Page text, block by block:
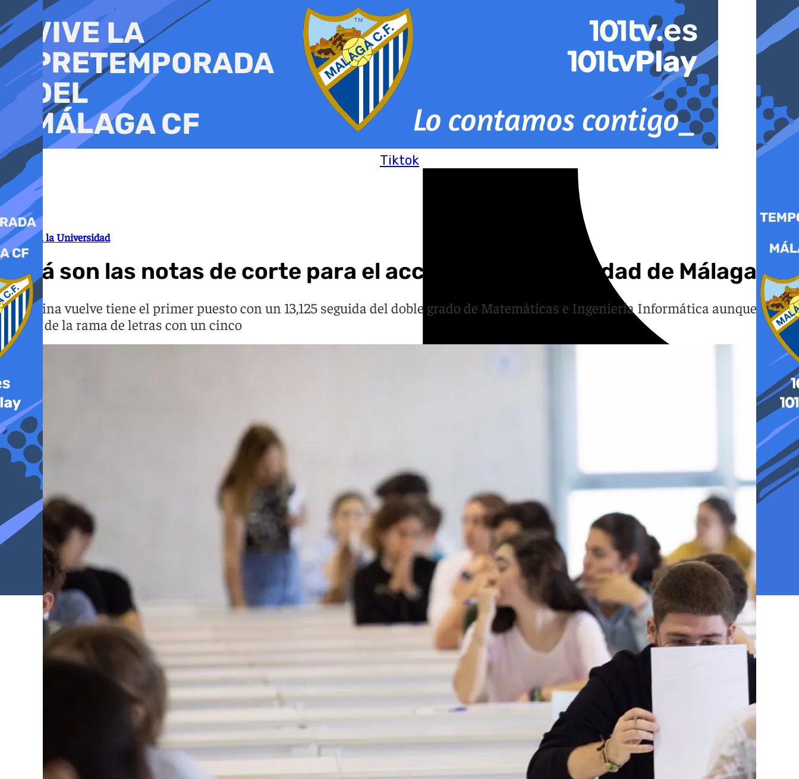
al
contenido
Tiktok
Acceso a la Universidad
Está son las notas de corte para el acceso a la Universidad de Málaga
Medicina vuelve tiene el primer puesto con un 13,125 seguida del doble grado de Matemáticas e Ingeniería Informática aunque hay
varias de la rama de letras con un cinco